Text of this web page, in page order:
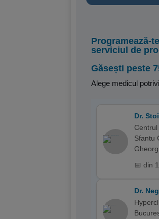
Programează-
serviciul de
Găsești peste
Alege medicul
Dr.
Sfantu
📅 din
Dr.